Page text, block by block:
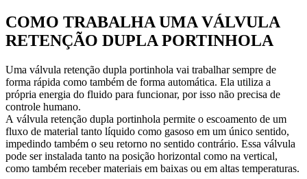
COMO TRABALHA UMA VÁLVULA
RETENÇÃO DUPLA PORTINHOLA
Uma válvula retenção dupla portinhola vai trabalhar sempre de
forma rápida como também de forma automática. Ela utiliza a
própria energia do fluido para funcionar, por isso não precisa de
controle humano.
A válvula retenção dupla portinhola permite o escoamento de um
fluxo de material tanto líquido como gasoso em um único sentido,
impedindo também o seu retorno no sentido contrário. Essa válvula
pode ser instalada tanto na posição horizontal como na vertical,
como também receber materiais em baixas ou em altas temperaturas.